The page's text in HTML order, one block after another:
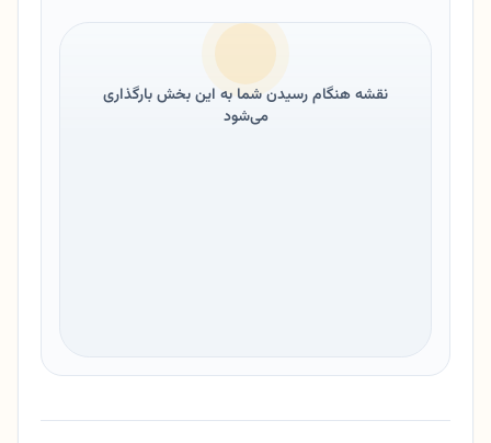
نقشه هنگام رسیدن شما به این بخش بارگذاری
می‌شود